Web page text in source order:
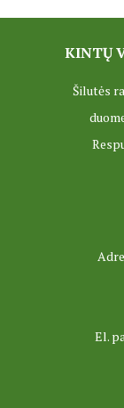
ES
ES
ES
KINTŲ
Šilutės
El.